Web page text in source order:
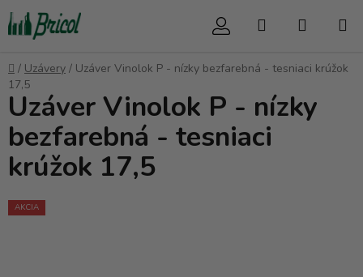
Prejsť
na
obsah
Hľadať
Domov
/ Uzávery / Uzáver Vinolok P - nízky bezfarebná - tesniaci krúžok
17,5
Uzáver Vinolok P - nízky
bezfarebná - tesniaci
krúžok 17,5
AKCIA